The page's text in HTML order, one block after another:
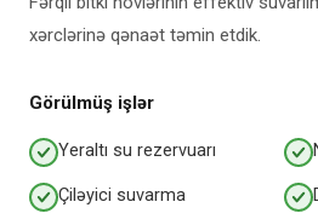
xərclərinə qənaət təmin etdik.
Görülmüş işlər
Yeraltı su rezervuarı
Çiləyici suvarma